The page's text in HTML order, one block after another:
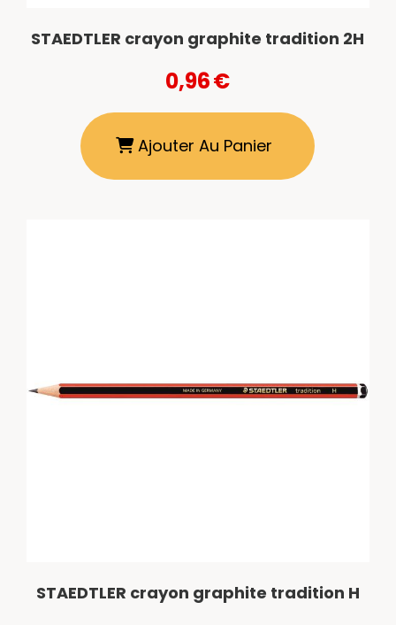
STAEDTLER crayon graphite tradition 2H
0,96€
Ajouter Au Panier
STAEDTLER crayon graphite tradition H